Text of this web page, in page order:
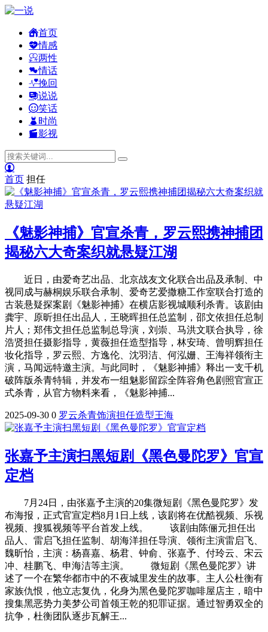
首页
情感
两性
情话
挽回
说说
笑话
时尚
影视
首页 担任
《魅影神捕》官宣杀青，罗云熙携神捕团
揭秘六大奇案织就悬疑江湖
近日，由爱奇艺出品、北京战友文化联合出品及承制、中
视同成与赫桐娱乐联合承制、爱奇艺爱撒糖工作室联合打造的
古装悬疑探案剧《魅影神捕》在横店影视城顺利杀青。该剧由
龚宇、原昕担任出品人，王晓晖担任总监制，邵文依担任总制
片人；郑伟文担任总监制总导演，刘崇、马洪文联合执导，徐
浩贤担任摄影指导，黄薇担任造型指导，林安琦、曾明辉担任
妆化指导，罗云熙、方逸伦、沈羽洁、何泓姗、王海祥领衔主
演，马闻远特邀主演。与此同时，《魅影神捕》释出一支千机
破阵版杀青特辑，并发布一组魅影留踪全阵容角色剧照官宣正
式杀青，从官方物料来看，《魅影神捕...
2025-09-30 0 罗云杀青饰演担任造型王海
张嘉予主演扫黑短剧《黑色曼陀罗》官宣
定档
7月24日，由张嘉予主演的20集微短剧《黑色曼陀罗》发
布海报，正式官宣定档8月1日上线，该剧将在优酷视频、乐视
视频、搜狐视频等平台首发上线。 该剧由陈俪元担任出
品人、雷启飞担任监制、胡海洋担任导演、领衔主演雷启飞、
魏昕怡，主演：杨喜嘉、杨君、钟俞、张嘉予、付玲云、宋云
冲、桂鹏飞、申海洁等主演。 微短剧《黑色曼陀罗》讲
述了一个在繁华都市中的不夜城里发生的故事。主人公杜衡有
家族仇恨，他立志复仇，化身为黑色曼陀罗咖啡屋店主，暗中
搜集黑恶势力美梦公司首领王乾的犯罪证据。通过智勇双全的
抗争，杜衡团队逐步瓦解王...